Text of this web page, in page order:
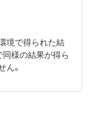
境で得られた結
様の結果が得ら
。